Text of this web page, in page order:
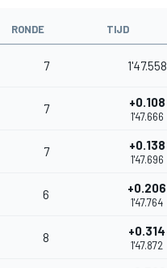
RONDE TIJD
7 1'47.558
7 +0.108
1'47.666
7 +0.138
1'47.696
6 +0.206
1'47.764
8 +0.314
1'47.872